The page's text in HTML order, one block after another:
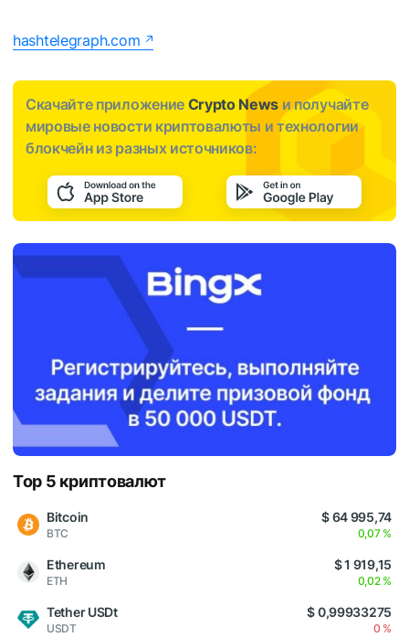
hashtelegraph.com
Скачайте приложение Crypto News и получайте
мировые новости криптовалюты и технологии
блокчейн из разных источников:
Top 5 криптовалют
Bitcoin
BTC
$ 64 995,74
0,07 %
Ethereum
ETH
$ 1 919,15
0,02 %
Tether USDt
USDT
$ 0,99933275
0 %